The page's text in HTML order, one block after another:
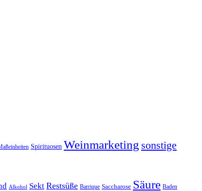
Spirituosen Weinmarketing sonstige
Alkohol Sekt Restsüße Barrique Saccharose Säure Baden